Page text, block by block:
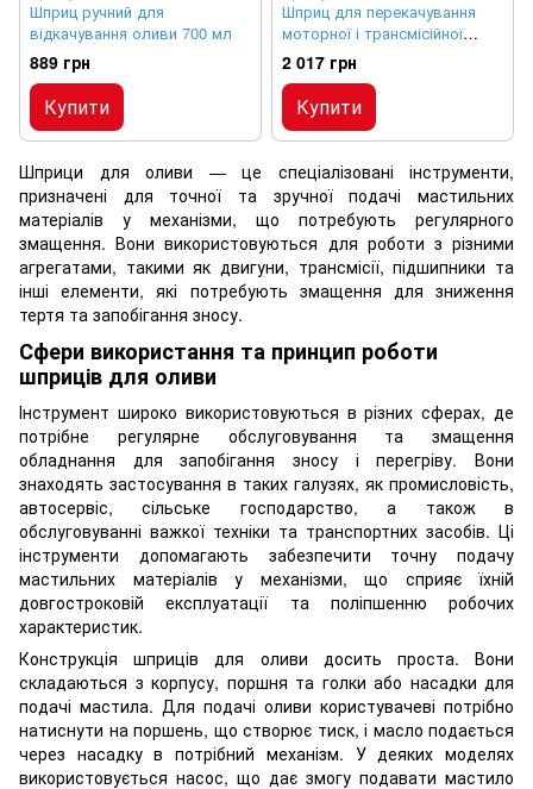
Шприц ручний для
відкачування оливи 700 мл
889 грн
Купити
Шприц для перекачування
моторної і трансмісійної
оливи подвійної дії
2 017 грн
Купити
Шприци для оливи — це спеціалізовані інструменти,
призначені для точної та зручної подачі мастильних
матеріалів у механізми, що потребують регулярного
змащення. Вони використовуються для роботи з різними
агрегатами, такими як двигуни, трансмісії, підшипники та
інші елементи, які потребують змащення для зниження
тертя та запобігання зносу.
Сфери використання та принцип роботи
шприців для оливи
Інструмент широко використовуються в різних сферах, де
потрібне регулярне обслуговування та змащення
обладнання для запобігання зносу і перегріву. Вони
знаходять застосування в таких галузях, як промисловість,
автосервіс, сільське господарство, а також в
обслуговуванні важкої техніки та транспортних засобів. Ці
інструменти допомагають забезпечити точну подачу
мастильних матеріалів у механізми, що сприяє їхній
довгостроковій експлуатації та поліпшенню робочих
характеристик.
Конструкція шприців для оливи досить проста. Вони
складаються з корпусу, поршня та голки або насадки для
подачі мастила. Для подачі оливи користувачеві потрібно
натиснути на поршень, що створює тиск, і масло подається
через насадку в потрібний механізм. У деяких моделях
використовується насос, що дає змогу подавати мастило